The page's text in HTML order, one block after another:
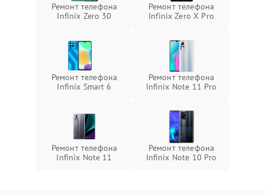
Ремонт телефона
Infinix Zero 30
Ремонт телефона
Infinix Zero X Pro
Ремонт телефона
Infinix Smart 6
Ремонт телефона
Infinix Note 11 Pro
Ремонт телефона
Infinix Note 11
Ремонт телефона
Infinix Note 10 Pro